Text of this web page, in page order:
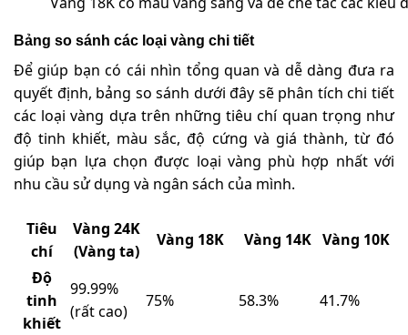
Bảng so sánh các loại vàng chi tiết
Để giúp bạn có cái nhìn tổng quan và dễ dàng đưa ra
quyết định, bảng so sánh dưới đây sẽ phân tích chi tiết
các loại vàng dựa trên những tiêu chí quan trọng như
độ tinh khiết, màu sắc, độ cứng và giá thành, từ đó
giúp bạn lựa chọn được loại vàng phù hợp nhất với
nhu cầu sử dụng và ngân sách của mình.
Tiêu
chí
Vàng 24K
(Vàng ta)
Vàng 18K Vàng 14K Vàng 10K
Độ
tinh
khiết
99.99%
(rất cao)
75% 58.3% 41.7%